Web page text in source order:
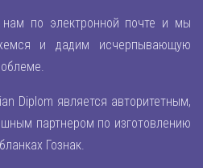
по электронной почте и мы
и дадим исчерпывающую
Diplom является авторитетным,
партнером по изготовлению
Гознак.